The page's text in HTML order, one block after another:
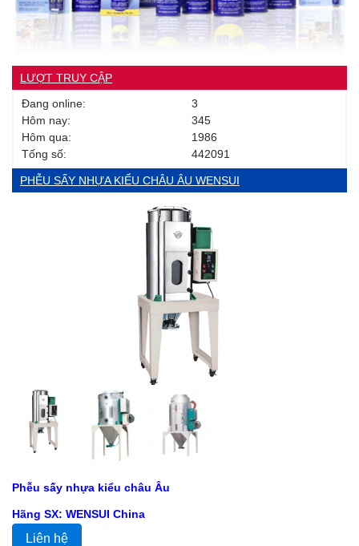
LƯỢT TRUY CẬP
Đang online:
3
Hôm nay:
345
Hôm qua:
1986
Tống số:
442091
PHỄU SẤY NHỰA KIỂU CHÂU ÂU WENSUI
Phễu sấy nhựa kiểu châu Âu
Hãng SX: WENSUI China
Liên hệ